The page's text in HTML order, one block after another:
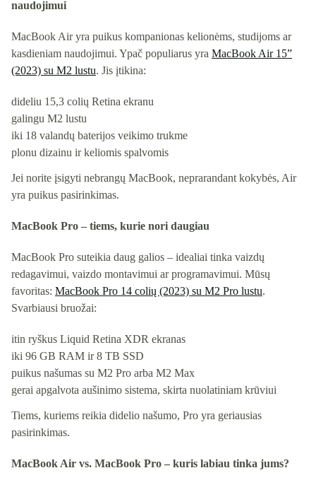
naudojimui
MacBook Air yra puikus kompanionas kelionėms, studijoms ar
kasdieniam naudojimui. Ypač populiarus yra MacBook Air 15”
(2023) su M2 lustu. Jis įtikina:
dideliu 15,3 colių Retina ekranu
galingu M2 lustu
iki 18 valandų baterijos veikimo trukme
plonu dizainu ir keliomis spalvomis
Jei norite įsigyti nebrangų MacBook, neprarandant kokybės, Air
yra puikus pasirinkimas.
MacBook Pro – tiems, kurie nori daugiau
MacBook Pro suteikia daug galios – idealiai tinka vaizdų
redagavimui, vaizdo montavimui ar programavimui. Mūsų
favoritas: MacBook Pro 14 colių (2023) su M2 Pro lustu.
Svarbiausi bruožai:
itin ryškus Liquid Retina XDR ekranas
iki 96 GB RAM ir 8 TB SSD
puikus našumas su M2 Pro arba M2 Max
gerai apgalvota aušinimo sistema, skirta nuolatiniam krūviui
Tiems, kuriems reikia didelio našumo, Pro yra geriausias
pasirinkimas.
MacBook Air vs. MacBook Pro – kuris labiau tinka jums?